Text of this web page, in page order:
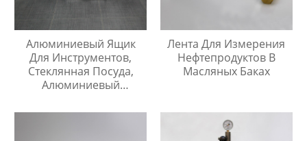
Алюминиевый Ящик
Для Инструментов,
Стеклянная Посуда,
Алюминиевый
Лента Для Измерения
Нефтепродуктов В
Масляных Баках